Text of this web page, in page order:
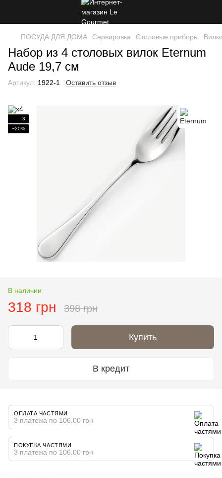
ПОСУДА ДЛЯ ДОМА Сервировка Столовые приборы
Набор из 4 столовых вилок Eternum
Aude 19,7 см
Артикул: 1922-1 Оставить отзыв
3
−20%
В наличии
318 грн 398 грн
Купить
В кредит
ОПЛАТА ЧАСТЯМИ
3 платежа по 106.00 грн
ПОКУПКА ЧАСТЯМИ
3 платежа по 106.00 грн